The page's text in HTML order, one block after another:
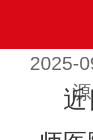
2025-
近日